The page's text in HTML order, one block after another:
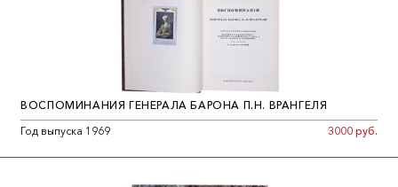
ВОСПОМИНАНИЯ ГЕНЕРАЛА БАРОНА П.Н. ВРАНГЕЛЯ
Год выпуска 1969
3000 руб.